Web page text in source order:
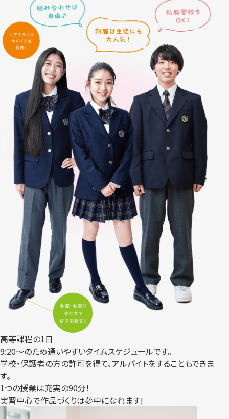
高等課程の1日
9:20～のため通いやすいタイムスケジュールです。
学校・保護者の方の許可を得て、アルバイトをすることもできま
す。
1つの授業は充実の90分!
実習中心で作品づくりは夢中になれます!